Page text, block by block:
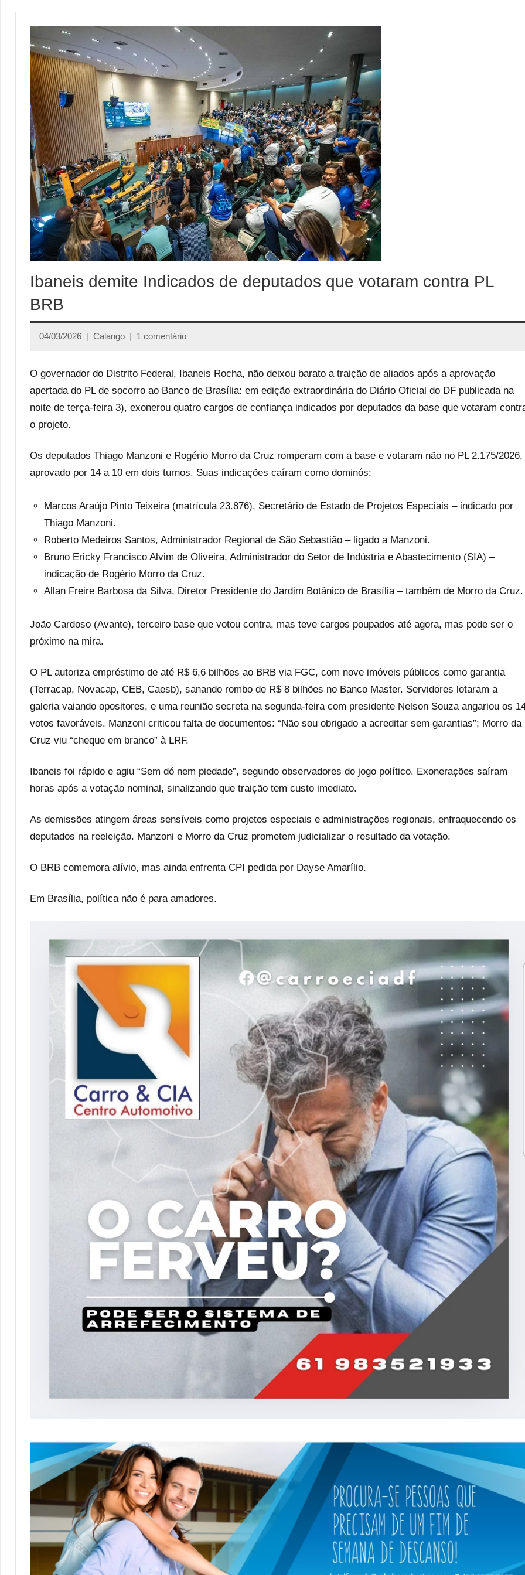
Ibaneis demite Indicados de deputados que votaram contra PL
BRB
04/03/2026 Calango 1 comentário
O governador do Distrito Federal, Ibaneis Rocha, não deixou barato a traição de aliados após a aprovação
apertada do PL de socorro ao Banco de Brasília: em edição extraordinária do Diário Oficial do DF publicada na
noite de terça-feira 3), exonerou quatro cargos de confiança indicados por deputados da base que votaram
o projeto.
Os deputados Thiago Manzoni e Rogério Morro da Cruz romperam com a base e votaram não no PL 2.175/2026,
aprovado por 14 a 10 em dois turnos. Suas indicações caíram como dominós:
Marcos Araújo Pinto Teixeira (matrícula 23.876), Secretário de Estado de Projetos Especiais – indicado por
Thiago Manzoni.
Roberto Medeiros Santos, Administrador Regional de São Sebastião – ligado a Manzoni.
Bruno Ericky Francisco Alvim de Oliveira, Administrador do Setor de Indústria e Abastecimento (SIA) –
indicação de Rogério Morro da Cruz.
Allan Freire Barbosa da Silva, Diretor Presidente do Jardim Botânico de Brasília – também de Morro da Cruz.
João Cardoso (Avante), terceiro base que votou contra, mas teve cargos poupados até agora, mas pode ser o
próximo na mira.
O PL autoriza empréstimo de até R$ 6,6 bilhões ao BRB via FGC, com nove imóveis públicos como garantia
(Terracap, Novacap, CEB, Caesb), sanando rombo de R$ 8 bilhões no Banco Master. Servidores lotaram a
galeria vaiando opositores, e uma reunião secreta na segunda-feira com presidente Nelson Souza angariou os
votos favoráveis. Manzoni criticou falta de documentos: “Não sou obrigado a acreditar sem garantias”; Morro da
Cruz viu “cheque em branco” à LRF.
Ibaneis foi rápido e agiu “Sem dó nem piedade”, segundo observadores do jogo político. Exonerações saíram
horas após a votação nominal, sinalizando que traição tem custo imediato.
As demissões atingem áreas sensíveis como projetos especiais e administrações regionais, enfraquecendo os
deputados na reeleição. Manzoni e Morro da Cruz prometem judicializar o resultado da votação.
O BRB comemora alívio, mas ainda enfrenta CPI pedida por Dayse Amarílio.
Em Brasília, política não é para amadores.